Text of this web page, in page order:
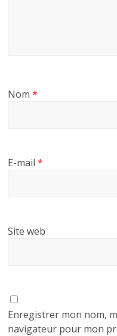
Nom*
E-mail*
Site web
Enregistrer mon nom,
navigateur pour mon